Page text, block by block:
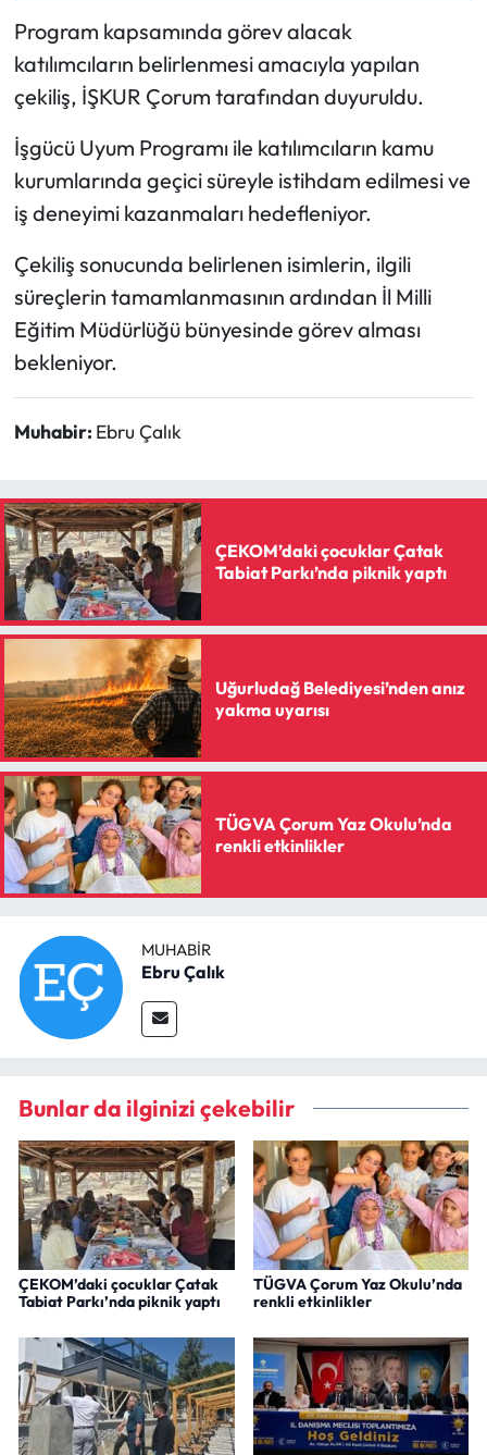
Program kapsamında görev alacak
katılımcıların belirlenmesi amacıyla yapılan
çekiliş, İŞKUR Çorum tarafından duyuruldu.
İşgücü Uyum Programı ile katılımcıların kamu
kurumlarında geçici süreyle istihdam edilmesi ve
iş deneyimi kazanmaları hedefleniyor.
Çekiliş sonucunda belirlenen isimlerin, ilgili
süreçlerin tamamlanmasının ardından İl Milli
Eğitim Müdürlüğü bünyesinde görev alması
bekleniyor.
Muhabir: Ebru Çalık
ÇEKOM’daki çocuklar Çatak
Tabiat Parkı’nda piknik yaptı
Uğurludağ Belediyesi’nden anız
yakma uyarısı
TÜGVA Çorum Yaz Okulu’nda
renkli etkinlikler
MUHABIR
Ebru Çalık
Bunlar da ilginizi çekebilir
ÇEKOM’daki çocuklar Çatak
Tabiat Parkı’nda piknik yaptı
TÜGVA Çorum Yaz Okulu’nda
renkli etkinlikler
Mecitözü Haberleri
Oğuzlar Haberleri
Ortaköy Haberleri
Osmancık Haberleri
Otomotiv
Resmi İlan
Resmi Reklam
Sağlık
Spor
Sungurlu Haberleri
Turizm
Uğurludağ Haberleri
Yaşam
Yayla Haber
Yemek Tarifleri
Yerel Haberler